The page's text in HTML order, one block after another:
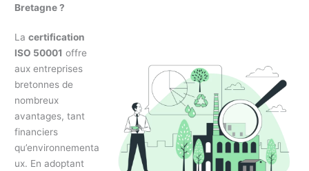
Bretagne ?
Lacertification
ISO 50001 offre
aux entreprises
bretonnes de
nombreux
avantages, tant
financiers
qu’environnementa
ux. En adoptant